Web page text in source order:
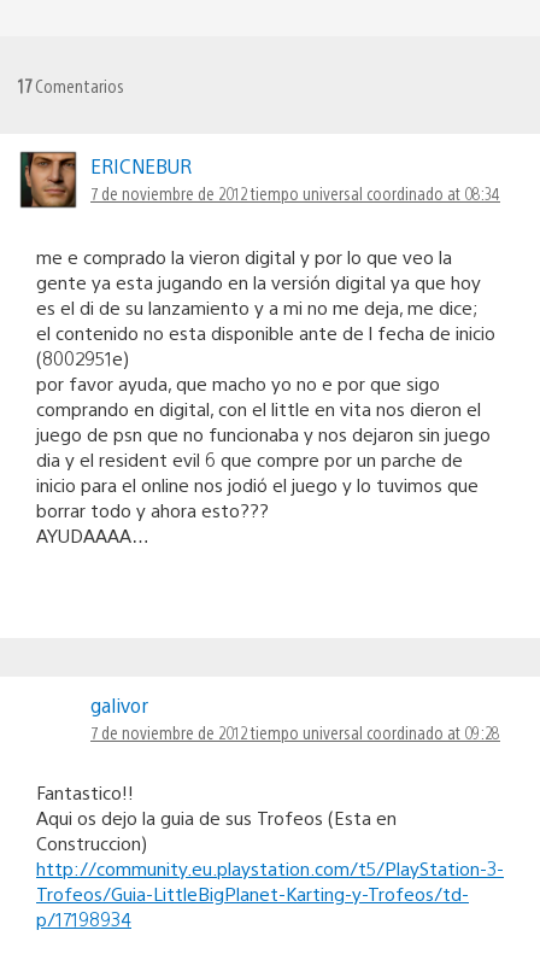
17Comentarios
ERICNEBUR
7 de noviembre de 2012 tiempo universal coordinado at 08:34
me e comprado la vieron digital y por lo que veo la
gente ya esta jugando en la versión digital ya que hoy
es el di de su lanzamiento y a mi no me deja, me dice;
el contenido no esta disponible ante de l fecha de inicio
(8002951e)
por favor ayuda, que macho yo no e por que sigo
comprando en digital, con el little en vita nos dieron el
juego de psn que no funcionaba y nos dejaron sin juego
dia y el resident evil 6 que compre por un parche de
inicio para el online nos jodió el juego y lo tuvimos que
borrar todo y ahora esto???
AYUDAAAA…
galivor
7 de noviembre de 2012 tiempo universal coordinado at 09:28
Fantastico!!
Aqui os dejo la guia de sus Trofeos (Esta en
Construccion)
http://community.eu.playstation.com/t5/PlayStation-3-
Trofeos/Guia-LittleBigPlanet-Karting-y-Trofeos/td-
p/17198934